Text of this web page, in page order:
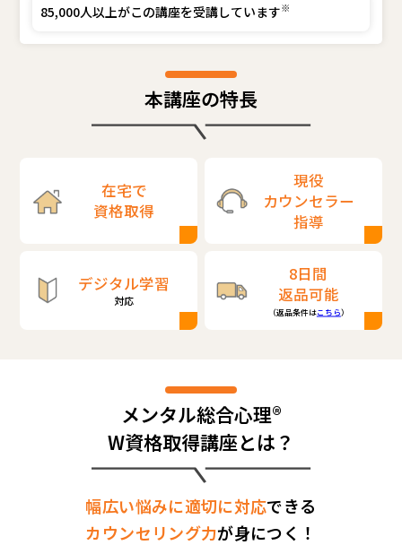
85,000人以上がこの講座を受講しています※
本講座の特長
在宅で
資格取得
現役
カウンセラー
指導
デジタル学習
対応
8日間
返品可能
（返品条件はこちら）
メンタル総合心理®
W資格取得講座とは？
幅広い悩みに適切に対応できる
カウンセリング力が身につく！